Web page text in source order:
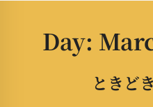
Day:
ときど